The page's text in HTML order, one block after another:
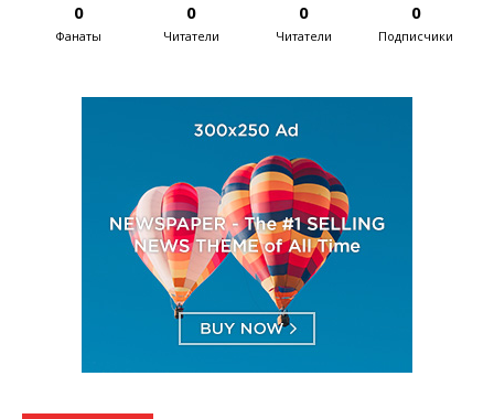
0
Фанаты
0
Читатели
0
Читатели
0
Подписчики